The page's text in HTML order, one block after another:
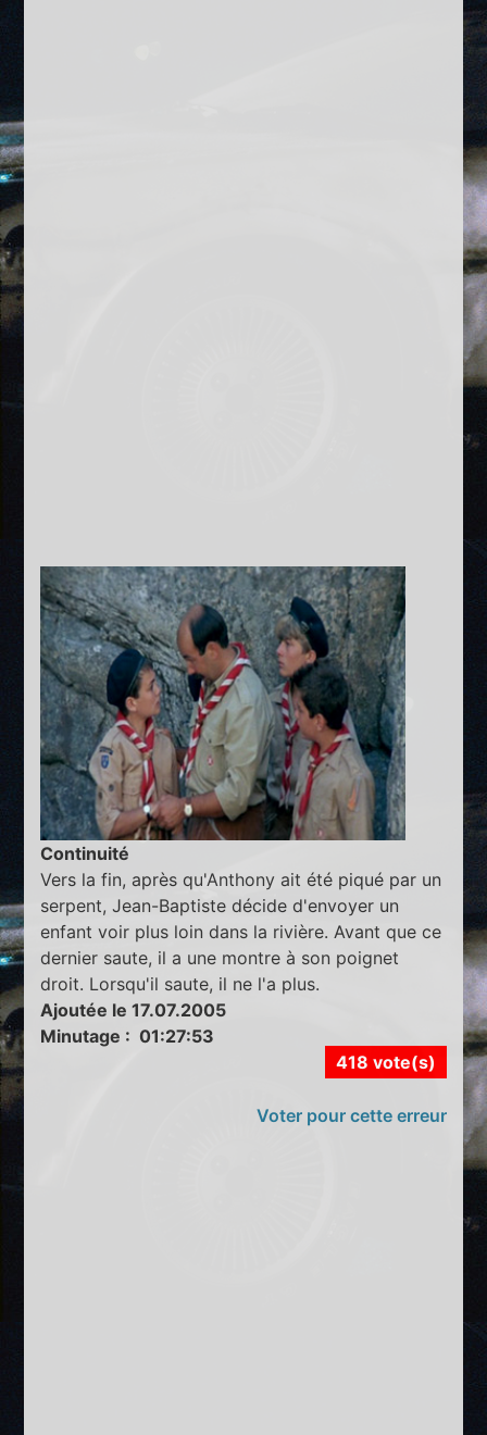
Continuité
Vers la fin, après qu'Anthony ait été piqué par un
serpent, Jean-Baptiste décide d'envoyer un
enfant voir plus loin dans la rivière. Avant que ce
dernier saute, il a une montre à son poignet
droit. Lorsqu'il saute, il ne l'a plus.
Ajoutée le 17.07.2005
Minutage : 01:27:53
418 vote(s)
Voter pour cette erreur